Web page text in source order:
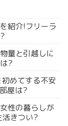
紹介!フリーラ
量と引越しに
?
めてする不安
屋は?
性の暮らしが
きつい?